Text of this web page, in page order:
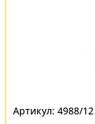
4988/12